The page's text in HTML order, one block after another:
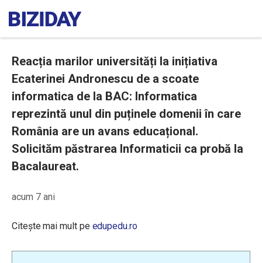
Reacția marilor universități la inițiativa
Ecaterinei Andronescu de a scoate
informatica de la BAC: Informatica
reprezintă unul din puținele domenii în care
România are un avans educațional.
Solicităm păstrarea Informaticii ca probă la
Bacalaureat.
acum 7 ani
Citește mai mult pe edupedu.ro